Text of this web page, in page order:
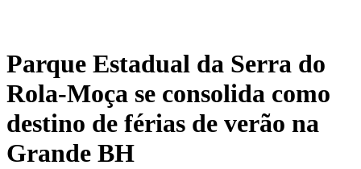
Parque Estadual da Serra do
Rola-Moça se consolida como
destino de férias de verão na
Grande BH